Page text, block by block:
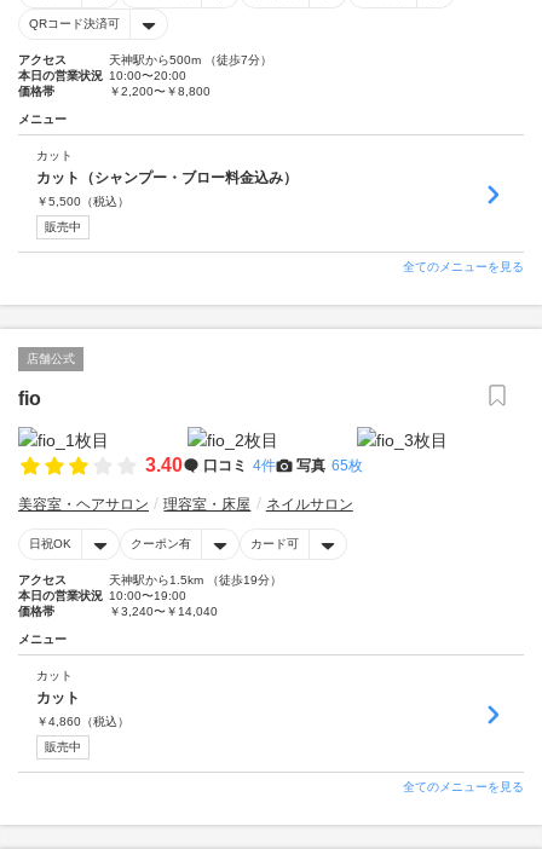
QRコード決済可
アクセス
天神駅から500m （徒歩7分）
本日の営業状況 10:00〜20:00
価格帯
￥2,200〜￥8,800
メニュー
カット
カット（シャンプー・ブロー料金込み）
￥5,500 （税込）
販売中
全てのメニューを見る
店舗公式
fio
3.40 口コミ 4件 写真 65枚
美容室・ヘアサロン 理容室・床屋 ネイルサロン
日祝OK クーポン有 カード可
アクセス
天神駅から1.5km （徒歩19分）
本日の営業状況 10:00〜19:00
価格帯
￥3,240〜￥14,040
メニュー
カット
カット
￥4,860 （税込）
販売中
全てのメニューを見る